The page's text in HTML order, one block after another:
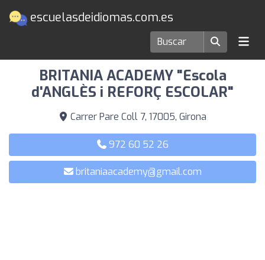
escuelasdeidiomas.com.es
Escuelas de idiomas en Girona
BRITANIA ACADEMY "Escola
d'ANGLÈS i REFORÇ ESCOLAR"
Carrer Pare Coll 7, 17005, Girona
972 60 52 26
britaniaacademy@gmail.com